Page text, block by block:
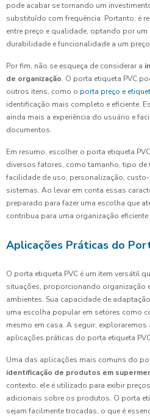
pode acabar se tornando um
substituído com frequência. Portanto, é
entre preço e qualidade, optando por
durabilidade e funcionalidade a um
Por fim, não se esqueça de considerar a
de organização. O porta etiqueta PVC
outros itens, como o porta preço e
identificação mais completo e eficiente.
ainda mais a experiência do usuário e
documentos.
Em resumo, escolher o porta etiqueta
diversos fatores, como tamanho, tipo de
facilidade de uso, personalização,
sistemas. Ao levar em conta essas
preparado para fazer uma escolha que
contribua para uma organização
Aplicações Práticas do
O porta etiqueta PVC é um item versátil
situações, proporcionando organização
ambientes. Sua capacidade de
uma escolha popular em setores como
mesmo em casa. A seguir,
aplicações práticas do porta etiqueta
Uma das aplicações mais comuns do
identificação de produtos em
contexto, ele é utilizado para exibir
adicionais sobre os produtos. O porta
sejam facilmente trocadas, o que é